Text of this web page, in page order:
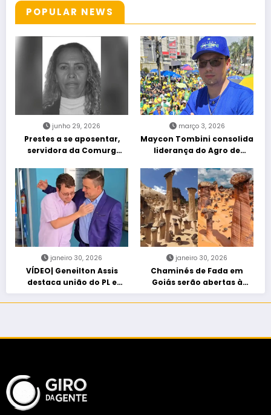
POPULAR NEWS
junho 29, 2026
Prestes a se aposentar,
servidora da Comurg
entra em protocolo de
morte encefálica
março 3, 2026
Maycon Tombini consolida
liderança do Agro de
“Acorda Brasil” em Goiânia
janeiro 30, 2026
VÍDEO| Geneilton Assis
destaca união do PL e
consolidação de apoio a
Maycon Tombini em Jataí
janeiro 30, 2026
Chaminés de Fada em
Goiás serão abertas à
visitação controlada